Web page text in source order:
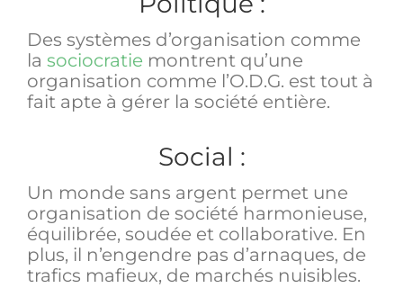
Des systèmes d’organisation comme
la sociocratie montrent qu’une
organisation comme l’O.D.G. est tout à
fait apte à gérer la société entière.
Social :
Un monde sans argent permet une
organisation de société harmonieuse,
équilibrée, soudée et collaborative. En
plus, il n’engendre pas d’arnaques, de
trafics mafieux, de marchés nuisibles.